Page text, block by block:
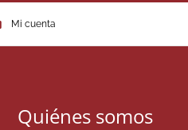
Mi cuenta
Quiénes somos